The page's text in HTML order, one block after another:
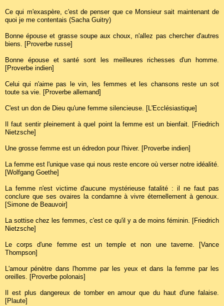
Ce qui m'exaspère, c'est de penser que ce Monsieur sait maintenant de
quoi je me contentais (Sacha Guitry)
Bonne épouse et grasse soupe aux choux, n'allez pas chercher d'autres
biens. [Proverbe russe]
Bonne épouse et santé sont les meilleures richesses d'un homme.
[Proverbe indien]
Celui qui n'aime pas le vin, les femmes et les chansons reste un sot
toute sa vie. [Proverbe allemand]
C'est un don de Dieu qu'une femme silencieuse. [L'Ecclésiastique]
Il faut sentir pleinement à quel point la femme est un bienfait. [Friedrich
Nietzsche]
Une grosse femme est un édredon pour l'hiver. [Proverbe indien]
La femme est l'unique vase qui nous reste encore où verser notre idéalité.
[Wolfgang Goethe]
La femme n'est victime d'aucune mystérieuse fatalité : il ne faut pas
conclure que ses ovaires la condamne à vivre éternellement à genoux.
[Simone de Beauvoir]
La sottise chez les femmes, c'est ce qu'il y a de moins féminin. [Friedrich
Nietzsche]
Le corps d'une femme est un temple et non une taverne. [Vance
Thompson]
L'amour pénètre dans l'homme par les yeux et dans la femme par les
oreilles. [Proverbe polonais]
Il est plus dangereux de tomber en amour que du haut d'une falaise.
[Plaute]